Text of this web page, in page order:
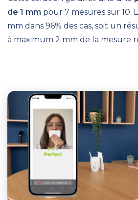
de 1 mm pour 7 mesures sur 10.
mm dans 96% des cas, soit un
à maximum 2 mm de la mesure